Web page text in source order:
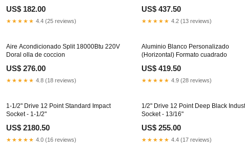
US$ 182.00
★★★★★ 4.4 (25 reviews)
US$ 437.50
★★★★★ 4.2 (13 reviews)
Aire Acondicionado Split 18000Btu 220V
Doral olla de coccion
US$ 276.00
★★★★★ 4.8 (18 reviews)
Aluminio Blanco Personalizado
(Horizontal) Formato cuadrado
US$ 419.50
★★★★★ 4.9 (28 reviews)
1-1/2" Drive 12 Point Standard Impact
Socket - 1-1/2"
US$ 2180.50
★★★★★ 4.0 (16 reviews)
1/2" Drive 12 Point Deep Black
Socket - 13/16"
US$ 255.00
★★★★★ 4.4 (17 reviews)